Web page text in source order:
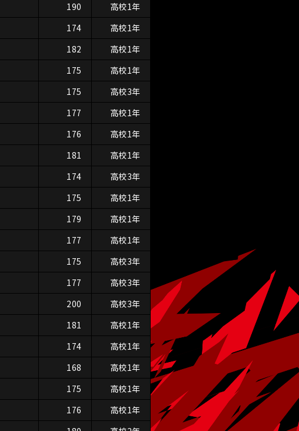
190
高校1年
174
高校1年
182
高校1年
175
高校1年
175
高校3年
177
高校1年
176
高校1年
181
高校1年
174
高校3年
175
高校1年
179
高校1年
177
高校1年
175
高校3年
177
高校3年
200
高校3年
181
高校1年
174
高校1年
168
高校1年
175
高校1年
176
高校1年